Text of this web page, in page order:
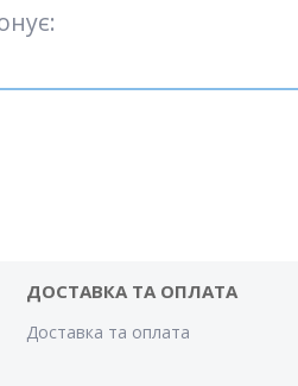
ДОСТАВКА ТА ОПЛАТА
Доставка та оплата